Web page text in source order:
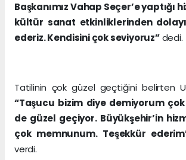
Başkanımız Vahap Seçer’e yaptığı
kültür sanat etkinliklerinden
ederiz. Kendisini çok seviyoruz”dedi.
Tatilinin çok güzel geçtiğini belirten
“Taşucu bizim diye demiyorum
de güzel geçiyor. Büyükşehir’in
çok memnunum. Teşekkür
verdi.